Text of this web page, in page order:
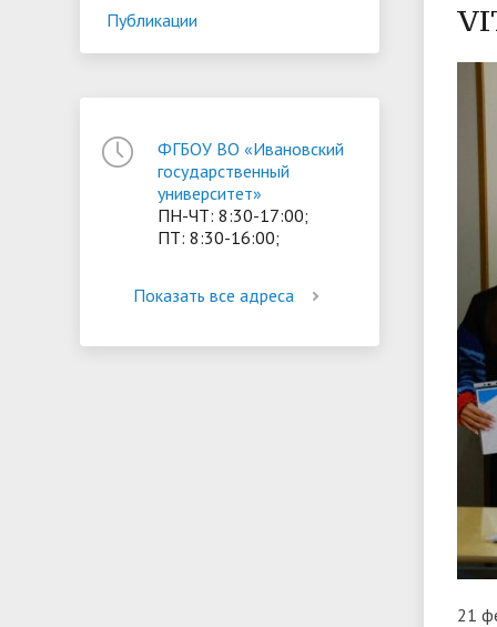
• Конкурсы на замещение
должностей
•
• Координационный центр ИвГУ
• Вход
• Олимпиада "Большие надежды
малых городов"
ориентации и содействия
«Карьера»
•
• Платные образовательные услуги
• Стипендии и меры поддержки
• Абитуриенту
•
• Организация питания в
образовательной организации
Публикации
ФГБОУ ВО «Ивановский
государственный
университет»
ПН-ЧТ: 8:30-17:00;
ПТ: 8:30-16:00;
Показать все адреса
21